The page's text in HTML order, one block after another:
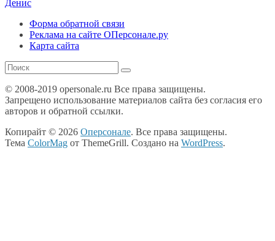
Денис
Форма обратной связи
Реклама на сайте ОПерсонале.ру
Карта сайта
© 2008-2019 opersonale.ru Все права защищены.
Запрещено использование материалов сайта без согласия его
авторов и обратной ссылки.
Копирайт © 2026 Оперсонале. Все права защищены.
Тема ColorMag от ThemeGrill. Создано на WordPress.